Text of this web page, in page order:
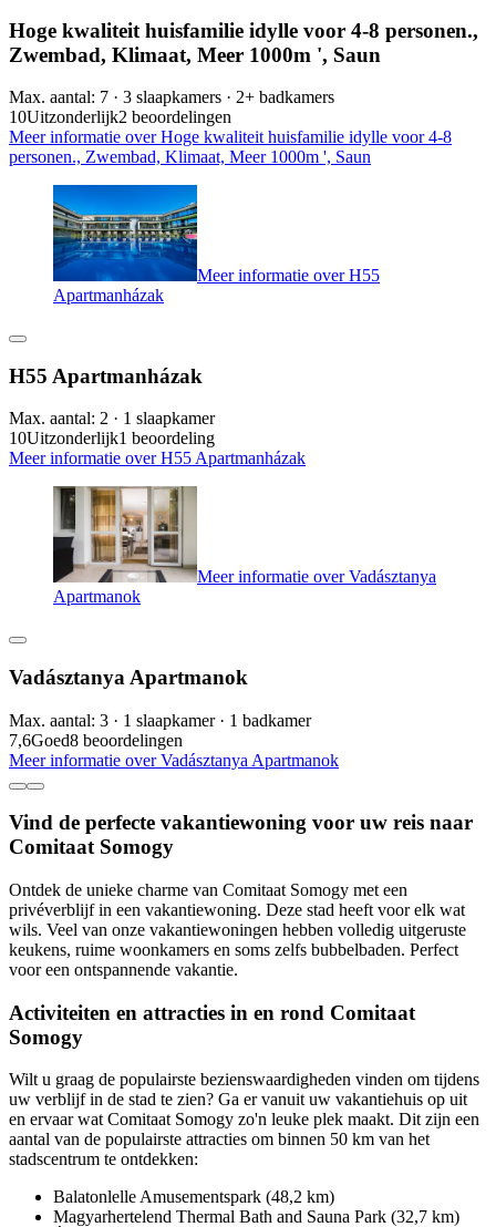
Hoge kwaliteit huisfamilie idylle voor 4-8 personen.,
Zwembad, Klimaat, Meer 1000m ', Saun
Max. aantal: 7 · 3 slaapkamers · 2+ badkamers
10Uitzonderlijk2 beoordelingen
Meer informatie over Hoge kwaliteit huisfamilie idylle voor 4-8
personen., Zwembad, Klimaat, Meer 1000m ', Saun
Meer informatie over H55
Apartmanházak
H55 Apartmanházak
Max. aantal: 2 · 1 slaapkamer
10Uitzonderlijk1 beoordeling
Meer informatie over H55 Apartmanházak
Meer informatie over Vadásztanya
Apartmanok
Vadásztanya Apartmanok
Max. aantal: 3 · 1 slaapkamer · 1 badkamer
7,6Goed8 beoordelingen
Meer informatie over Vadásztanya Apartmanok
Vind de perfecte vakantiewoning voor uw reis naar
Comitaat Somogy
Ontdek de unieke charme van Comitaat Somogy met een
privéverblijf in een vakantiewoning. Deze stad heeft voor elk wat
wils. Veel van onze vakantiewoningen hebben volledig uitgeruste
keukens, ruime woonkamers en soms zelfs bubbelbaden. Perfect
voor een ontspannende vakantie.
Activiteiten en attracties in en rond Comitaat
Somogy
Wilt u graag de populairste bezienswaardigheden vinden om tijdens
uw verblijf in de stad te zien? Ga er vanuit uw vakantiehuis op uit
en ervaar wat Comitaat Somogy zo'n leuke plek maakt. Dit zijn een
aantal van de populairste attracties om binnen 50 km van het
stadscentrum te ontdekken:
Balatonlelle Amusementspark (48,2 km)
Magyarhertelend Thermal Bath and Sauna Park (32,7 km)